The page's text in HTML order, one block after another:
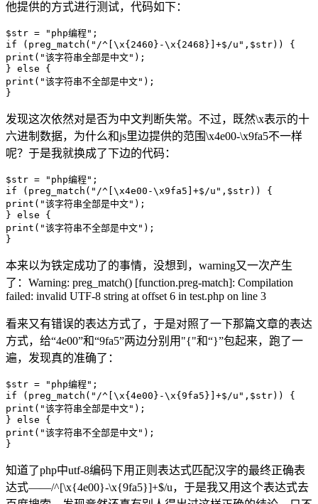
他提供的方式进行测试，代码如下：
$str = "php编程";
if (preg_match("/^[\x{2460}-\x{2468}]+$/u",$str)) {
print("该字符串全部是中文");
} else {
print("该字符串不全部是中文");
发现这次依然对是否为中文判断失常。不过，既然\x表示的十
六进制数据，为什么和js里边提供的范围\x4e00-\x9fa5不一样
呢？于是我就换成了下边的代码：
$str = "php编程";
if (preg_match("/^[\x4e00-\x9fa5]+$/u",$str)) {
print("该字符串全部是中文");
} else {
print("该字符串不全部是中文");
本来以为铁定成功了的事情，没想到，warning又一次产生
了：Warning: preg_match() [function.preg-match]: Compilation
failed: invalid UTF-8 string at offset 6 in test.php on line 3
看来又有错误的表达方式了，于是对照了一下那篇文章的表达
方式，给“4e00”和“9fa5”两边分别用"{"和“}”包起来，跑了一
遍，发现真的准确了：
$str = "php编程";
if (preg_match("/^[\x{4e00}-\x{9fa5}]+$/u",$str)) {
print("该字符串全部是中文");
} else {
print("该字符串不全部是中文");
知道了php中utf-8编码下用正则表达式匹配汉字的最终正确表
达式——/^[\x{4e00}-\x{9fa5}]+$/u，于是我又用这个表达式去